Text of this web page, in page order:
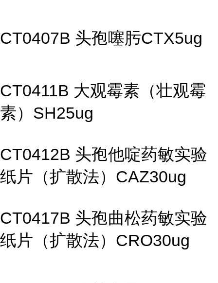
CT0407B 头孢噻肟CTX5ug
CT0411B 大观霉素（壮观霉
素）SH25ug
CT0412B 头孢他啶药敏实验
纸片（扩散法）CAZ30ug
CT0417B 头孢曲松药敏实验
纸片（扩散法）CRO30ug